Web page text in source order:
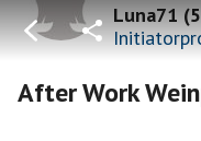
Luna71(
After Work